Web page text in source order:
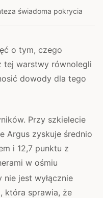
świadoma pokrycia
o tym, czego
tej warstwy równolegli
dowody dla tego
Przy szkielecie
Argus zyskuje średnio
i 12,7 punktu z
w ośmiu
nie jest wyłącznie
która sprawia, że